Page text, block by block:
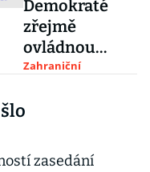
Demokraté
zřejmě
ovládnou
Kongres, ve
ale věří kvůli
méně
Zahraniční
zasedání